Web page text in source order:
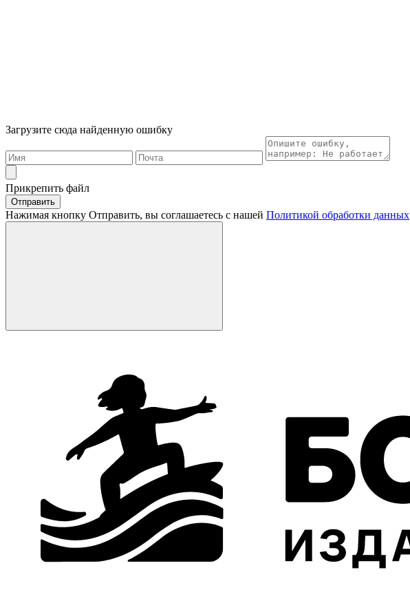
Загрузите сюда найденную ошибку
Прикрепить файл
Отправить
Нажимая кнопку Отправить, вы соглашаетесь с нашей Политикой обработки данных